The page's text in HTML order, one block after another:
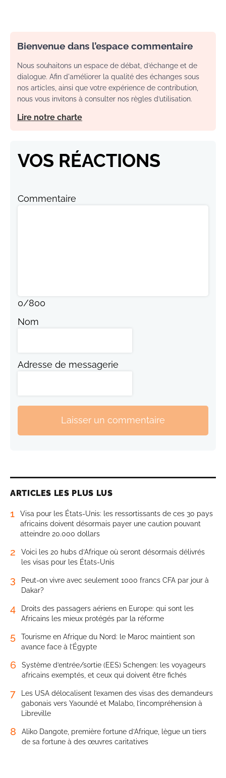
Bienvenue dans l’espace commentaire
Nous souhaitons un espace de débat, d’échange et de
dialogue. Afin d'améliorer la qualité des échanges sous
nos articles, ainsi que votre expérience de contribution,
nous vous invitons à consulter nos règles d’utilisation.
Lire notre charte
VOS RÉACTIONS
Commentaire
0/800
Nom
Adresse de messagerie
Laisser un commentaire
ARTICLES LES PLUS LUS
1
Visa pour les États-Unis: les ressortissants de ces 30 pays
africains doivent désormais payer une caution pouvant
atteindre 20.000 dollars
2
Voici les 20 hubs d’Afrique où seront désormais délivrés
les visas pour les États-Unis
3
Peut-on vivre avec seulement 1000 francs CFA par jour à
Dakar?
4
Droits des passagers aériens en Europe: qui sont les
Africains les mieux protégés par la réforme
5
Tourisme en Afrique du Nord: le Maroc maintient son
avance face à l’Égypte
6
Système d’entrée/sortie (EES) Schengen: les voyageurs
africains exemptés, et ceux qui doivent être fichés
7
Les USA délocalisent l’examen des visas des demandeurs
gabonais vers Yaoundé et Malabo, l’incompréhension à
Libreville
8
Aliko Dangote, première fortune d’Afrique, lègue un tiers
de sa fortune à des œuvres caritatives